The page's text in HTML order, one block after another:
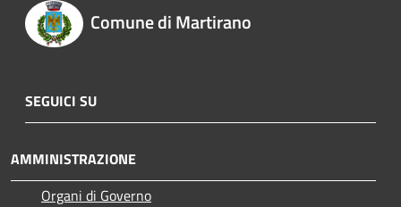
Comune di Martirano
SEGUICI SU
AMMINISTRAZIONE
Organi di Governo